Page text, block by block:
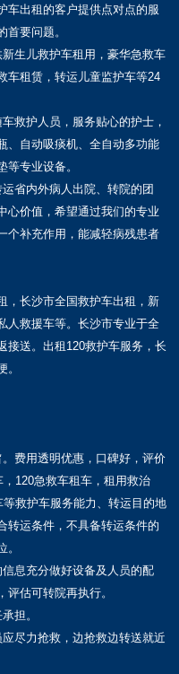
车出租的客户提供点对点的服
要问题。
生儿救护车租用，豪华急救车
车租赁，转运儿童监护车等24
救护人员，服务贴心的护士，
、自动吸痰机、全自动多功能
专业设备。
省内外病人出院、转院的团
心价值，希望通过我们的专业
个补充作用，能减轻病残患者
，长沙市全国救护车出租，新
人救援车等。长沙市专业于全
接送。出租120救护车服务，长
费用透明优惠，口碑好，评价
120急救车租车，租用救治
救护车服务能力、转运目的地
转运条件，不具备转运条件的
息充分做好设备及人员的配
估可转院再执行。
担。
尽力抢救，边抢救边转送就近